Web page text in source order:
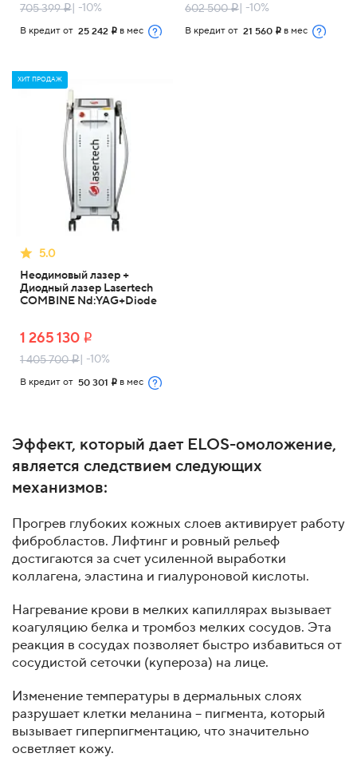
705 399i | -10%
В кредит от 25 242 i в мес
602 500i | -10%
В кредит от 21 560 i в мес
ХИТ ПРОДАЖ
5.0
Неодимовый лазер +
Диодный лазер Lasertech
COMBINE Nd:YAG+Diode
1 265 130 i
1 405 700i | -10%
В кредит от 50 301 i в мес
Эффект, который дает ELOS-омоложение,
является следствием следующих
механизмов:
Прогрев глубоких кожных слоев активирует работу
фибробластов. Лифтинг и ровный рельеф
достигаются за счет усиленной выработки
коллагена, эластина и гиалуроновой кислоты.
Нагревание крови в мелких капиллярах вызывает
коагуляцию белка и тромбоз мелких сосудов. Эта
реакция в сосудах позволяет быстро избавиться от
сосудистой сеточки (купероза) на лице.
Изменение температуры в дермальных слоях
разрушает клетки меланина – пигмента, который
вызывает гиперпигментацию, что значительно
осветляет кожу.